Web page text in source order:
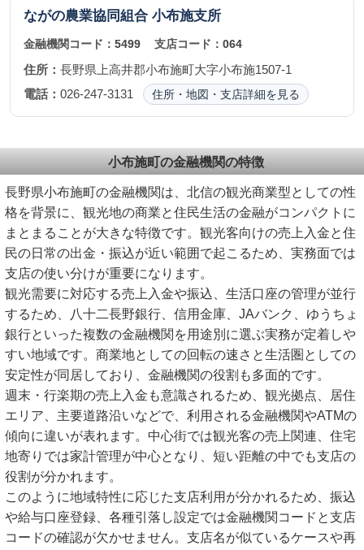
ながの農業協同組合 小布施支所
金融機関コード： 5499 支店コード：064
住所： 長野県上高井郡小布施町大字小布施1507-1
電話： 026-247-3131 住所・地図・支店詳細を見る
小布施町の金融機関の特徴
長野県小布施町の金融機関は、北信の観光商業型としての性
格を背景に、観光地の商業と住民生活の金融がコンパクトに
まとまることが大きな特徴です。観光客向けの売上入金と住
民の日常の出金・振込が近い範囲で起こるため、実務面では
支店の使い分けが重要になります。
観光需要に対応する売上入金や振込、生活口座の管理が並行
するため、八十二長野銀行、信用金庫、JAバンク、ゆうちょ
銀行といった複数の金融機関を用途別に選ぶ実務が定着しや
すい地域です。商業地としての回転の速さと生活圏としての
安定性が同居しており、金融機関の役割も多面的です。
週末・行楽期の売上入金も意識されるため、観光拠点、居住
エリア、主要道路沿いなどで、利用される金融機関やATMの
傾向に違いが表れます。中心街では観光客の売上関連、住宅
地寄りでは家計管理が中心となり、短い距離の中でも支店の
役割が分かれます。
このように地域特性に応じた支店利用が分かれるため、振込
や給与口座登録、各種引落し設定では金融機関コードと支店
コードの確認が欠かせません。支店名が似ているケースや再